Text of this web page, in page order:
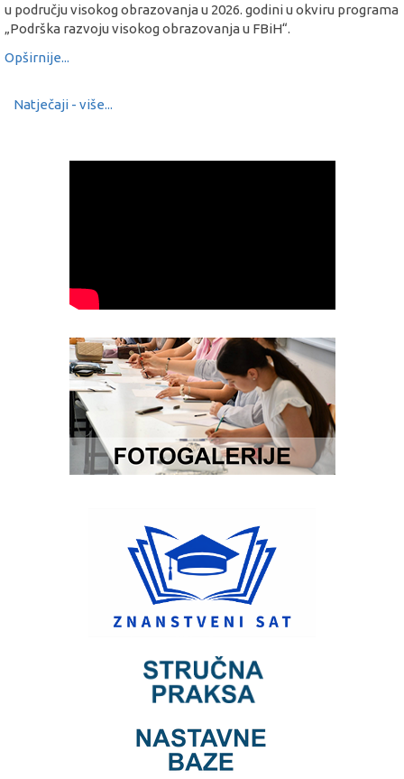
u području visokog obrazovanja u 2026. godini u okviru programa
„Podrška razvoju visokog obrazovanja u FBiH“.
Opširnije...
Natječaji - više...